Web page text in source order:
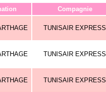
Compagnie
TUNISAIR EXPRESS
TUNISAIR EXPRESS
TUNISAIR EXPRESS